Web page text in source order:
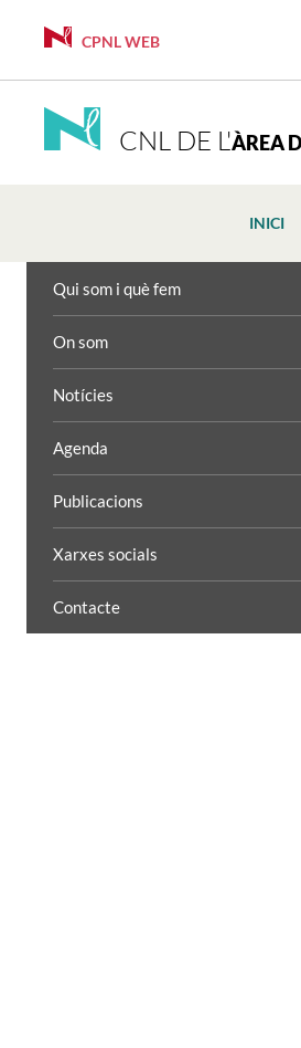
CPNL WEB
CNL DE L'ÀREA
INICI
Qui som i què fem
On som
Notícies
Agenda
Publicacions
Xarxes socials
Contacte